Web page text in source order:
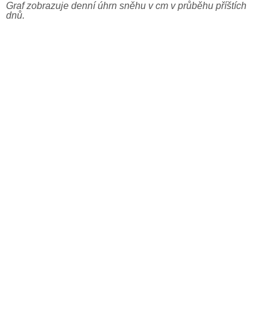
Graf zobrazuje denní úhrn sněhu v cm v průběhu příštích
dnů.